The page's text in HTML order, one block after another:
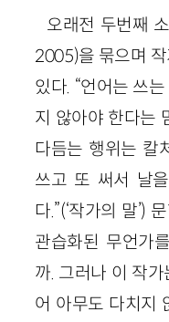
오래전 두번째
2005)을 묶으며
있다. “언어는 쓰
지 않아야 한다는
다듬는 행위는 칼
쓰고 또 써서 날
다.”(‘작가의 말’)
관습화된 무언가
까. 그러나 이 작
어 아무도 다치지